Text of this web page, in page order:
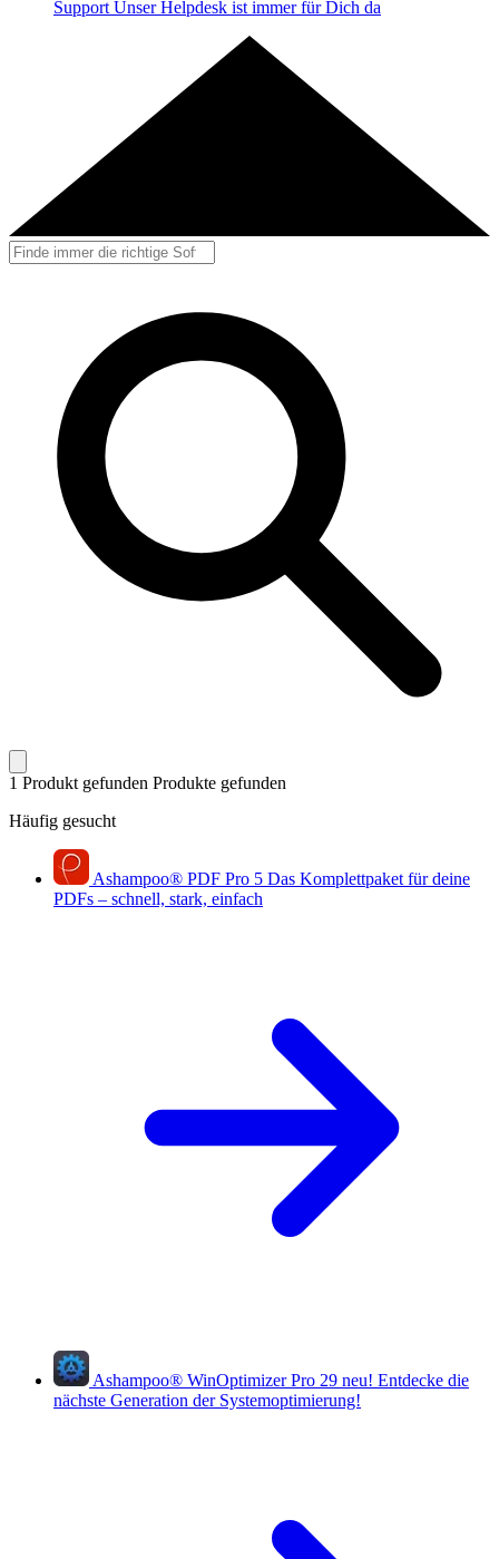
Support Unser Helpdesk ist immer für Dich da
1 Produkt gefunden Produkte gefunden
Häufig gesucht
Ashampoo® PDF Pro 5 Das Komplettpaket für deine
PDFs – schnell, stark, einfach
Ashampoo® WinOptimizer Pro 29 neu! Entdecke die
nächste Generation der Systemoptimierung!